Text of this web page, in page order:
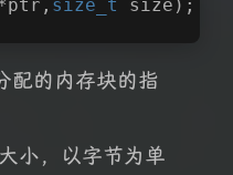
size_t size) ;
配的内存块的指
小，以字节为单